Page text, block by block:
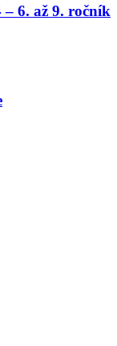
– 6. až 9. ročník